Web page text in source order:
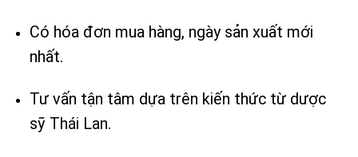
Có hóa đơn mua hàng, ngày sản xuất mới
nhất.
Tư vấn tận tâm dựa trên kiến thức từ dược
sỹ Thái Lan.